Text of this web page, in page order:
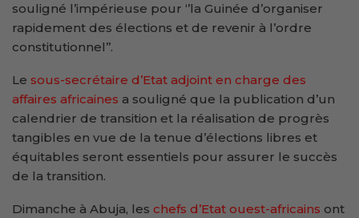
souligné l’impérieuse pour ‘’la Guinée d’organiser
rapidement des élections et de revenir à l’ordre
constitutionnel’’.
Le sous-secrétaire d’Etat adjoint en charge des
affaires africaines a souligné que la publication d’un
calendrier de transition et la réalisation de progrès
tangibles en vue de la tenue d’élections libres et
équitables seront essentiels pour assurer le succès
de la transition.
Dimanche à Abuja, les chefs d’Etat ouest-africains ont